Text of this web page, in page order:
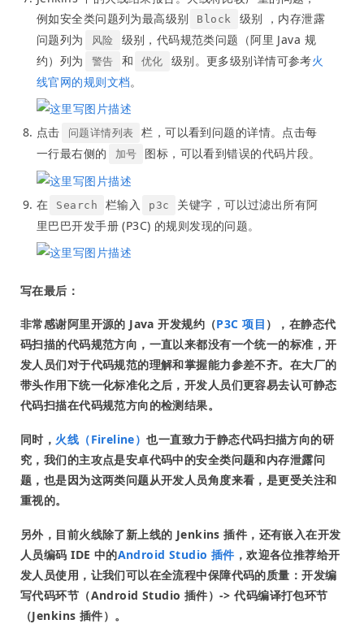
例如安全类问题列为最高级别
Block
级别 ，内存泄露
问题列为
风险
级别，代码规范类问题（阿里 Java 规
约）列为
警告 和 优化 级别。更多级别详情可参考火
线官网的规则文档。
点击 问题详情列表
栏，可以看到问题的详情。点击每
一行最右侧的
加号 图标，可以看到错误的代码片段。
在 Search 栏输入 p3c
关键字，可以过滤出所有阿
里巴巴开发手册 (P3C) 的规则发现的问题。
写在最后：
非常感谢阿里开源的 Java 开发规约（P3C 项目 ），在静态代
码扫描的代码规范方向，一直以来都没有一个统一的标准，开
发人员们对于代码规范的理解和掌握能力参差不齐。在大厂的
带头作用下统一化标准化之后，开发人员们更容易去认可静态
代码扫描在代码规范方向的检测结果。
同时， 火线（Fireline）也一直致力于静态代码扫描方向的研
究，我们的主攻点是安卓代码中的安全类问题和内存泄露问
题，也是因为这两类问题从开发人员角度来看，是更受关注和
重视的。
另外，目前火线除了新上线的 Jenkins 插件，还有嵌入在开发
人员编码 IDE 中的Android Studio 插件 ，欢迎各位推荐给开
发人员使用，让我们可以在全流程中保障代码的质量：开发编
写代码环节（Android Studio 插件）-> 代码编译打包环节
（Jenkins 插件）。